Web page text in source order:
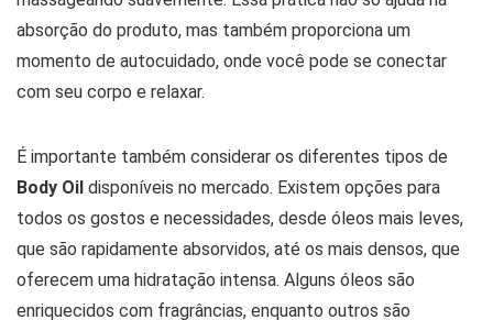
absorção do produto, mas também proporciona um
momento de autocuidado, onde você pode se conectar
com seu corpo e relaxar.
É importante também considerar os diferentes tipos de
Body Oil disponíveis no mercado. Existem opções para
todos os gostos e necessidades, desde óleos mais leves,
que são rapidamente absorvidos, até os mais densos, que
oferecem uma hidratação intensa. Alguns óleos são
enriquecidos com fragrâncias, enquanto outros são